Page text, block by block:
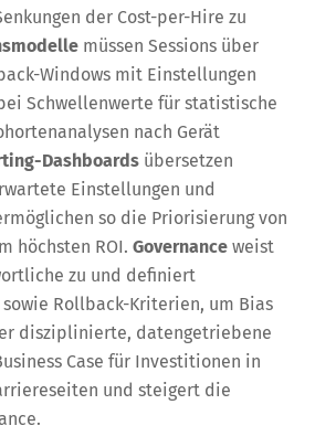
der Cost-per-Hire zu
müssen Sessions über
Windows mit Einstellungen
Schwellenwerte für statistische
nach Gerät
Dashboards übersetzen
Einstellungen und
so die Priorisierung von
höchsten ROI.Governance weist
zu und definiert
Rollback-Kriterien, um Bias
disziplinierte, datengetriebene
Case für Investitionen in
und steigert die